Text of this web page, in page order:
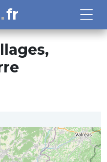
fr